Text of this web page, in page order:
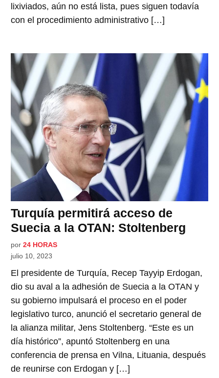
lixiviados, aún no está lista, pues siguen todavía
con el procedimiento administrativo […]
Turquía permitirá acceso de
Suecia a la OTAN: Stoltenberg
por 24 HORAS
julio 10, 2023
El presidente de Turquía, Recep Tayyip Erdogan,
dio su aval a la adhesión de Suecia a la OTAN y
su gobierno impulsará el proceso en el poder
legislativo turco, anunció el secretario general de
la alianza militar, Jens Stoltenberg. “Este es un
día histórico”, apuntó Stoltenberg en una
conferencia de prensa en Vilna, Lituania, después
de reunirse con Erdogan y […]